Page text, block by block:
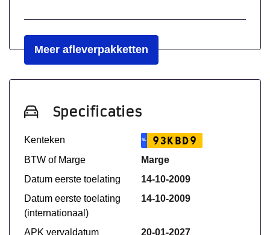
Meer afleverpakketten
Specificaties
Kenteken NL 93KBD9
BTW of Marge
Marge
Datum eerste toelating
14-10-2009
Datum eerste toelating
(internationaal)
14-10-2009
APK vervaldatum
20-01-2027